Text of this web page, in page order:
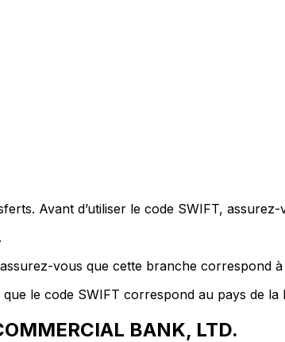
Avant d’utiliser le code SWIFT, assurez-
vous que cette branche correspond à
le code SWIFT correspond au pays de la
BANK, LTD.